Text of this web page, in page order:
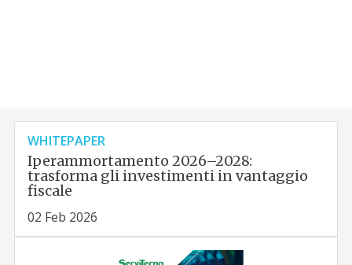
WHITEPAPER
Iperammortamento 2026–2028:
trasforma gli investimenti in vantaggio
fiscale
02 Feb 2026